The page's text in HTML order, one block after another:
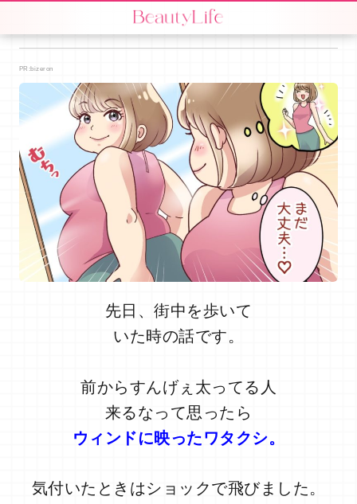
PR:bizeron
先日、街中を歩いて
いた時の話です。
前からすんげぇ太ってる人
来るなって思ったら
ウィンドに映ったワタクシ。
気付いたときはショックで飛びました。